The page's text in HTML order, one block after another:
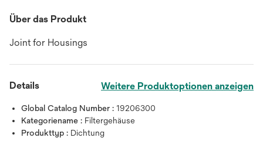
Über das Produkt
Joint for Housings
Details Weitere Produktoptionen anzeigen
Global Catalog Number : 19206300
Kategoriename : Filtergehäuse
Produkttyp : Dichtung